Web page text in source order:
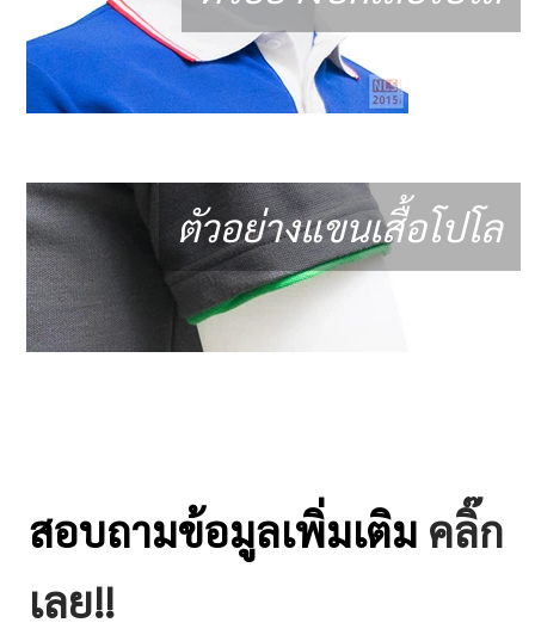
ตัวอย่างแขนเสื้อโปโล
สอบถามข้อมูลเพิ่มเติม คลิ๊ก
เลย!!